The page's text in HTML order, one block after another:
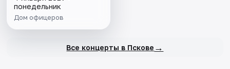
понедельник
Дом офицеров
Все концерты в Пскове →